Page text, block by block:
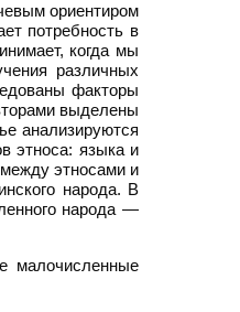
ориентиром
потребность в
когда мы
различных
факторы
выделены
анализируются
этноса: языка и
этносами и
народа. В
народа —
малочисленные